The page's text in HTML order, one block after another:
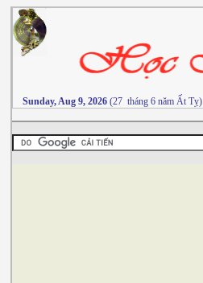
Sunday, Aug 9, 2026 (27 tháng 6 năm Ất Tỵ)